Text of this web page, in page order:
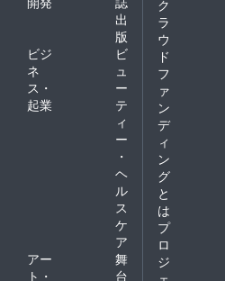
出
版
ビジ
ネ
ス・
起業
ビ
ュ
ー
テ
ィ
ー
・
ヘ
ル
ス
ケ
ア
アー
ト・
舞
台
ク
ラ
ウ
ド
フ
ァ
ン
デ
ィ
ン
グ
と
は
プ
ロ
ジ